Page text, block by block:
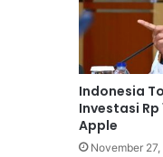
Indonesia
Investasi Rp
Apple
November